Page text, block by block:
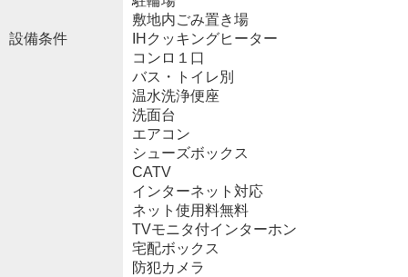
設備条件
敷地内ごみ置き場
IHクッキングヒーター
コンロ１口
バス・トイレ別
温水洗浄便座
洗面台
エアコン
シューズボックス
CATV
インターネット対応
ネット使用料無料
TVモニタ付インターホン
宅配ボックス
防犯カメラ